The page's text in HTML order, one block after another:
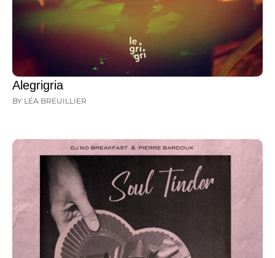
Alegrigria
BY LÉA BREUILLIER